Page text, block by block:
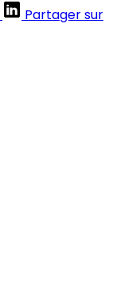
Partager sur